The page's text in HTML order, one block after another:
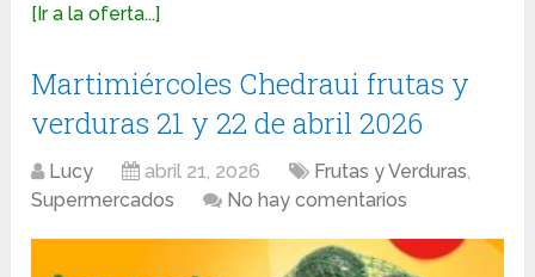
[Ir a la oferta...]
Martimiércoles Chedraui frutas y
verduras 21 y 22 de abril 2026
Lucy abril 21, 2026 Frutas y Verduras,
Supermercados
No hay comentarios